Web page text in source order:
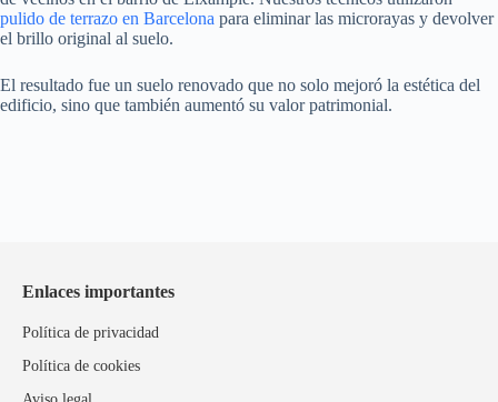
pulido de terrazo en Barcelona para eliminar las microrayas y devolver
el brillo original al suelo.
El resultado fue un suelo renovado que no solo mejoró la estética del
edificio, sino que también aumentó su valor patrimonial.
Enlaces importantes
Política de privacidad
Política de cookies